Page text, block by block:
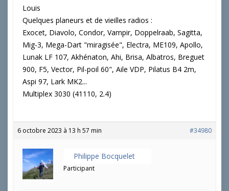
Louis
Quelques planeurs et de vieilles radios :
Exocet, Diavolo, Condor, Vampir, Doppelraab, Sagitta,
Mig-3, Mega-Dart "miragisée", Electra, ME109, Apollo,
Lunak LF 107, Akhénaton, Ahi, Brisa, Albatros, Breguet
900, F5, Vector, Pil-poil 60", Aile VDP, Pilatus B4 2m,
Aspi 97, Lark MK2...
Multiplex 3030 (41110, 2.4)
6 octobre 2023 à 13 h 57 min #34980
Philippe Bocquelet
Participant